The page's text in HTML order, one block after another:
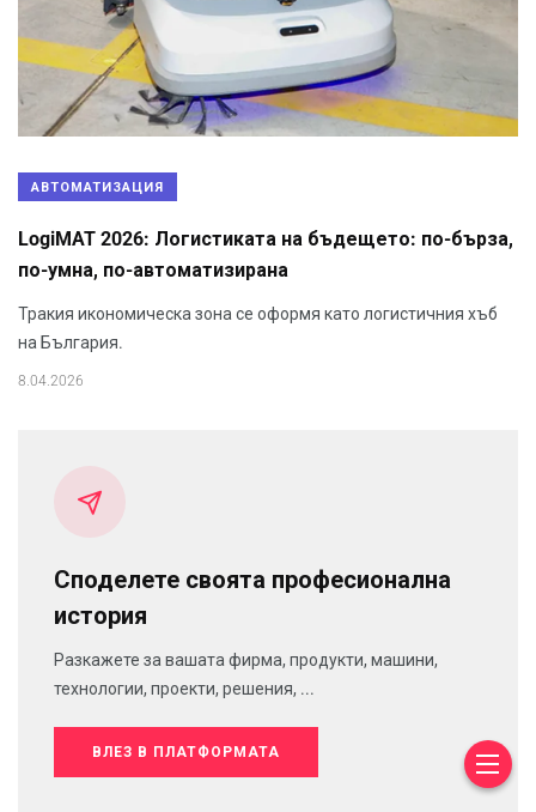
АВТОМАТИЗАЦИЯ
LogiMAT 2026: Логистиката на бъдещето: по-бърза,
по-умна, по-автоматизирана
Тракия икономическа зона се оформя като логистичния хъб
на България.
8.04.2026
Споделете своята професионална
история
Разкажете за вашата фирма, продукти, машини,
технологии, проекти, решения, ...
ВЛЕЗ В ПЛАТФОРМАТА